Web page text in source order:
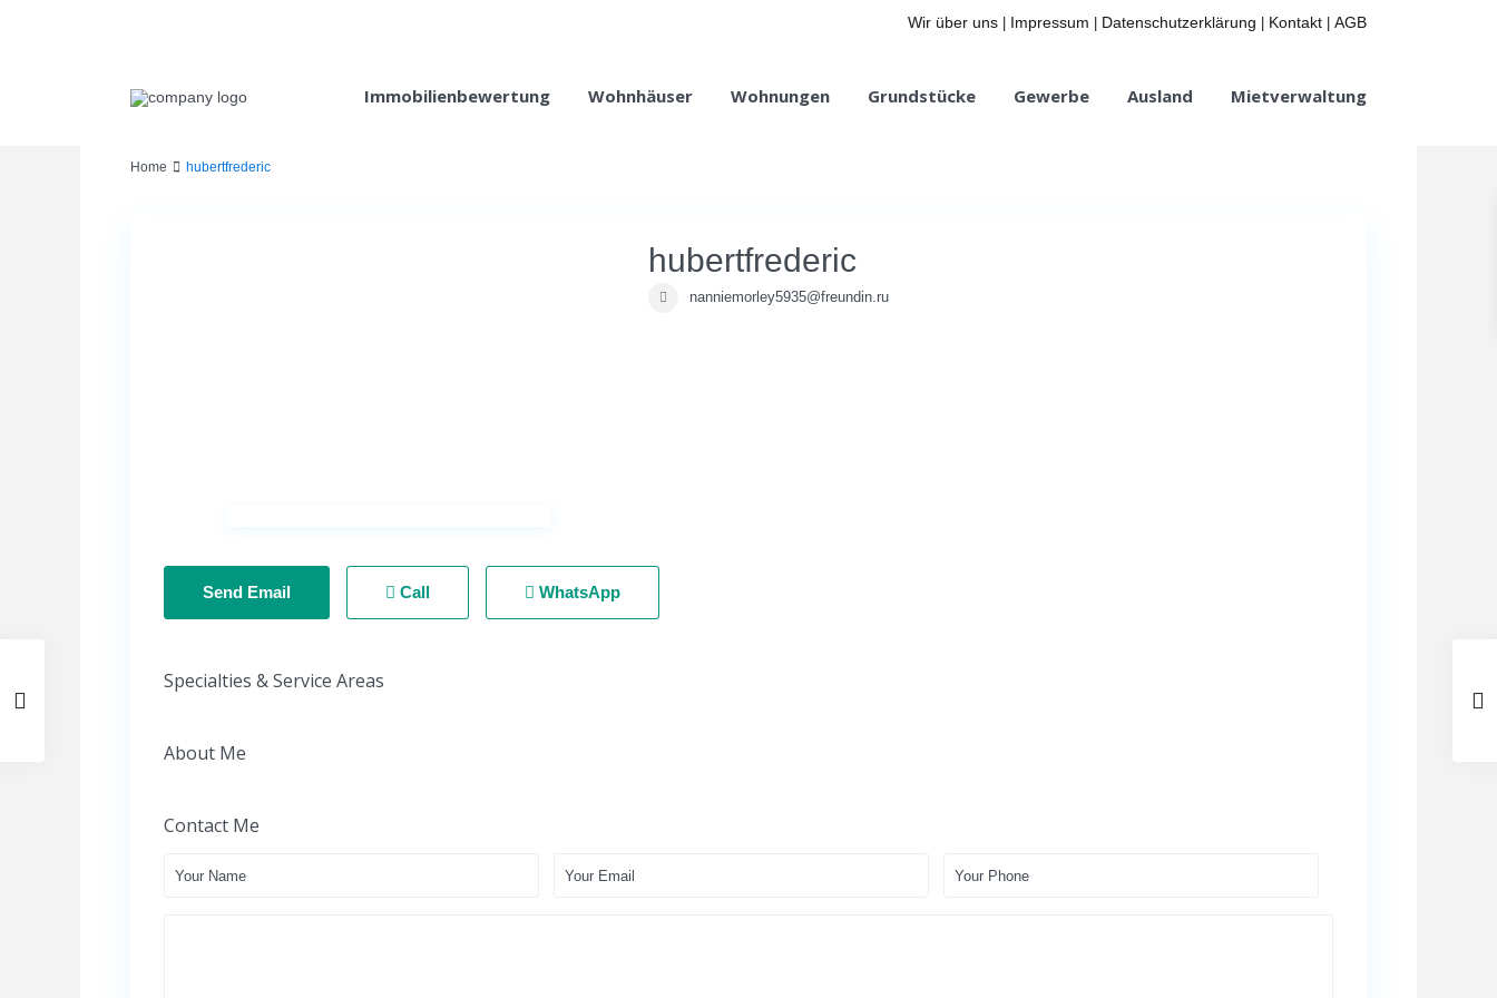
Wir über uns Impressum Datenschutzerklärung Kontakt AGB
Immobilienbewertung Wohnhäuser Wohnungen Grundstücke Gewerbe Ausland Mietverwaltung
Home hubertfrederic
hubertfrederic
nanniemorley5935@freundin.ru
Send Email Call WhatsApp
Specialties & Service Areas
About Me
Contact Me